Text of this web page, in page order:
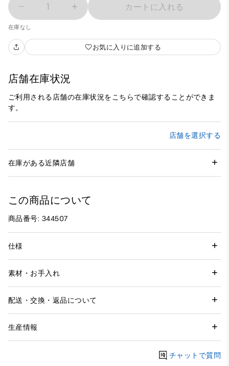
1 カートに入れる
在庫なし
お気に入りに追加する
店舗在庫状況
ご利用される店舗の在庫状況をこちらで確認することができま
す。
店舗を選択する
在庫がある近隣店舗
この商品について
商品番号: 344507
仕様
素材・お手入れ
配送・交換・返品について
生産情報
チャットで質問